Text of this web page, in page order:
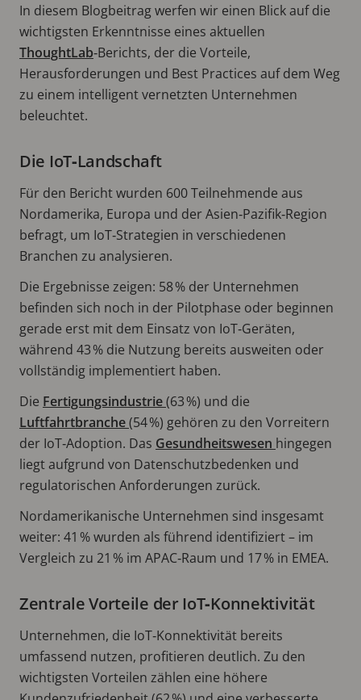
In diesem Blogbeitrag werfen wir einen Blick auf die
wichtigsten Erkenntnisse eines aktuellen
ThoughtLab‑Berichts, der die Vorteile,
Herausforderungen und Best Practices auf dem Weg
zu einem intelligent vernetzten Unternehmen
beleuchtet.
Die IoT‑Landschaft
Für den Bericht wurden 600 Teilnehmende aus
Nordamerika, Europa und der Asien‑Pazifik‑Region
befragt, um IoT‑Strategien in verschiedenen
Branchen zu analysieren.
Die Ergebnisse zeigen: 58 % der Unternehmen
befinden sich noch in der Pilotphase oder beginnen
gerade erst mit dem Einsatz von IoT‑Geräten,
während 43 % die Nutzung bereits ausweiten oder
vollständig implementiert haben.
Die Fertigungsindustrie(63 %) und die
Luftfahrtbranche(54 %) gehören zu den Vorreitern
der IoT‑Adoption. Das Gesundheitswesen hingegen
liegt aufgrund von Datenschutzbedenken und
regulatorischen Anforderungen zurück.
Nordamerikanische Unternehmen sind insgesamt
weiter: 41 % wurden als führend identifiziert – im
Vergleich zu 21 % im APAC‑Raum und 17 % in EMEA.
Zentrale Vorteile der IoT‑Konnektivität
Unternehmen, die IoT‑Konnektivität bereits
umfassend nutzen, profitieren deutlich. Zu den
wichtigsten Vorteilen zählen eine höhere